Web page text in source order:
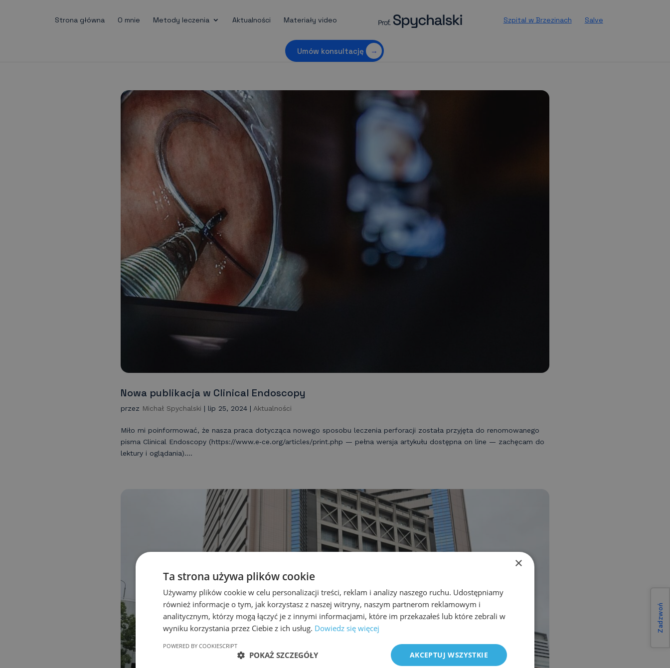
Zadzwoń
Strona główna O mnie Metody leczenia Aktualności Materiały video Szpital w Brzezinach Salve
Umów konsultację
Nowa publikacja w Clinical Endoscopy
przez Michał Spychalski | lip 25, 2024| Aktualności
Miło mi poinformować, że nasza praca dotycząca nowego sposobu leczenia perforacji została przyjęta do renomowanego
pisma Clinical Endoscopy (https://www.e‑ce.org/articles/print.php — pełna wersja artykułu dostępna on line — zachęcam do
lektury i oglądania)....
×
Ta strona używa plików cookie
Używamy plików cookie w celu personalizacji treści, reklam i analizy naszego ruchu. Udostępniamy
również informacje o tym, jak korzystasz z naszej witryny, naszym partnerom reklamowym i
analitycznym, którzy mogą łączyć je z innymi informacjami, które im przekazałeś lub które zebrali w
wyniku korzystania przez Ciebie z ich usług. Dowiedz się więcej
AKCEPTUJ WSZYSTKIE
POKAŻ SZCZEGÓŁY
POWERED BY COOKIESCRIPT